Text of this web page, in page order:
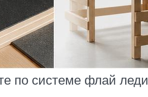
по системе флай леди